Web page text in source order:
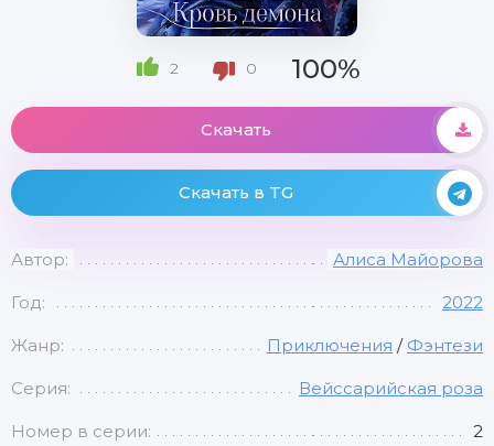
2 0 100%
Скачать
Скачать в TG
Автор: Алиса Майорова
Год: 2022
Жанр: Приключения / Фэнтези
Серия: Вейссарийская роза
Номер в серии: 2